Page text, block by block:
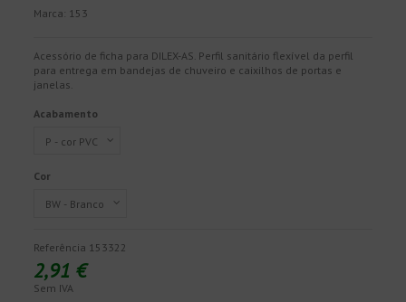
Marca: 153
Acessório de ficha para DILEX-AS. Perfil sanitário flexível da perfil
para entrega em bandejas de chuveiro e caixilhos de portas e
janelas.
Acabamento
Cor
Referência 153322
2,91 €
Sem IVA